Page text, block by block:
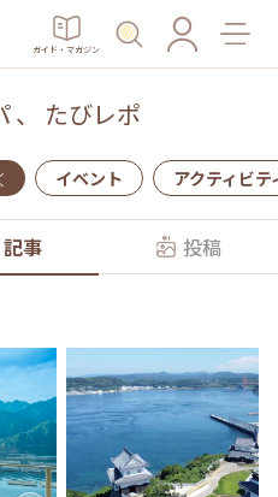
ガイド・マガジン
、 たびレポ
イベント アクティビテ
記事 投稿